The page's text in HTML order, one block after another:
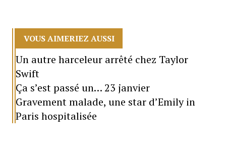
VOUS AIMERIEZ AUSSI
Un autre harceleur arrêté chez Taylor
Swift
Ça s’est passé un… 23 janvier
Gravement malade, une star d’Emily in
Paris hospitalisée